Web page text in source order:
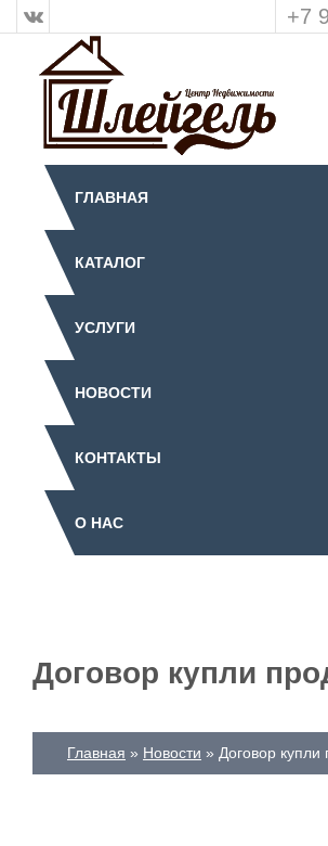
+7
ГЛАВНАЯ
КАТАЛОГ
УСЛУГИ
НОВОСТИ
КОНТАКТЫ
О НАС
Договор купли
Главная Новости Договор купли